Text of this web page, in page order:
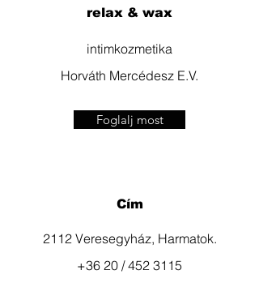
relax & wax
intimkozmetika
Horváth Mercédesz E.V.
Foglalj most
Cím
2112 Veresegyház, Harmatok.
+36 20 / 452 3115